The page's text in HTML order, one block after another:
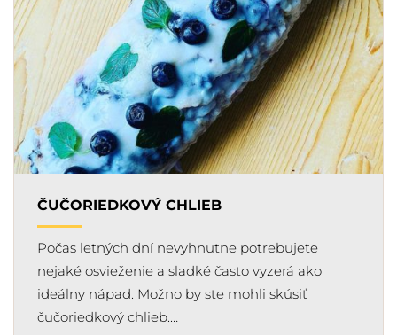
ČUČORIEDKOVÝ CHLIEB
Počas letných dní nevyhnutne potrebujete
nejaké osvieženie a sladké často vyzerá ako
ideálny nápad. Možno by ste mohli skúsiť
čučoriedkový chlieb.…